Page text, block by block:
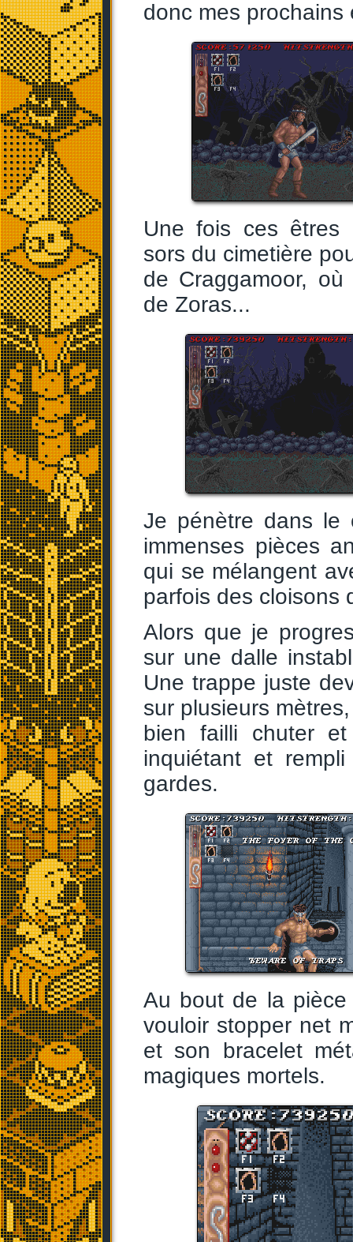
donc mes prochains
Une fois ces êtres
sors du cimetière
de Craggamoor,
de Zoras...
Je pénètre dans le
immenses pièces
qui se mélangent
parfois des cloisons
Alors que je
sur une dalle
Une trappe juste
sur plusieurs
bien failli chuter
inquiétant et
gardes.
Au bout de la
vouloir stopper net
et son bracelet
magiques mortels.